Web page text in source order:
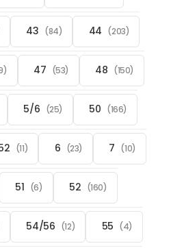
43 (84) 44 (203)
47 (53) 48 (150)
5/6 (25) 50 (166)
(11) 6 (23) 7 (10)
51 (6) 52 (160)
54/56 (12) 55 (4)